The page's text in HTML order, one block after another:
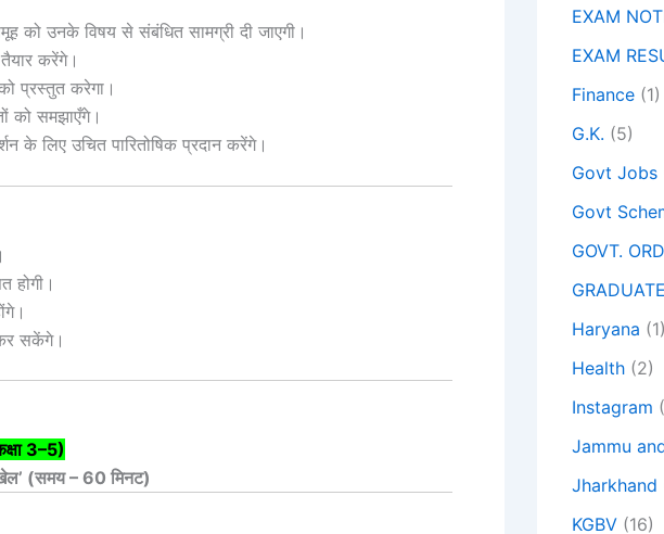
को उनके विषय से संबंधित सामग्री दी जाएगी।
करेंगे।
प्रस्तुत करेगा।
को समझाएँगे।
के लिए उचित पारितोषिक प्रदान करेंगे।
होगी।
कर सकेंगे।
3–5)
(समय – 60 मिनट)
EXAM
EXAM
Finance (1)
G.K. (5)
Govt Jobs
Govt
GOVT.
Haryana (1)
Health (2)
Instagram
Jammu
Jharkhand
KGBV (16)